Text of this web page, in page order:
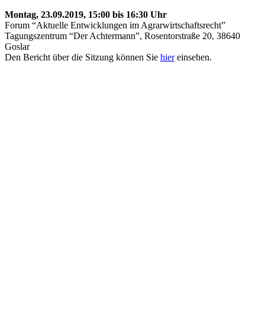
Montag, 23.09.2019, 15:00 bis 16:30 Uhr
Forum “Aktuelle Entwicklungen im Agrarwirtschaftsrecht”
Tagungszentrum “Der Achtermann”, Rosentorstraße 20, 38640
Goslar
Den Bericht über die Sitzung können Sie hiereinsehen.